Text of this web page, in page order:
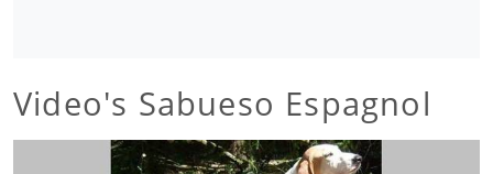
Video's Sabueso Espagnol